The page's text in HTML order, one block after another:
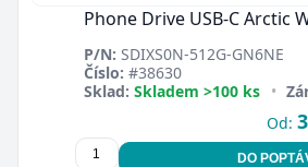
Phone Drive USB-C Arctic
P/N: SDIXS0N-512G-GN6NE
Číslo: #38630
Sklad: Skladem >100 ks •
Od:
DO